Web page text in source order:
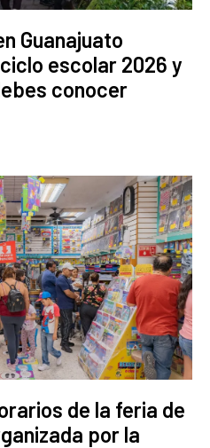
Guanajuato
escolar 2026 y
conocer
de la feria de
por la